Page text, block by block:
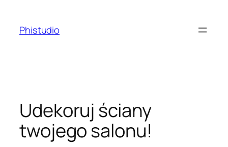
treściPhistudio
Udekoruj ściany
twojego salonu!